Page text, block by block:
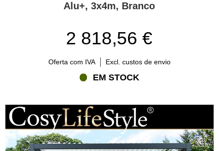
Alu+, 3x4m, Branco
2 818,56 €
Oferta com IVA Excl. custos de envio
EM STOCK